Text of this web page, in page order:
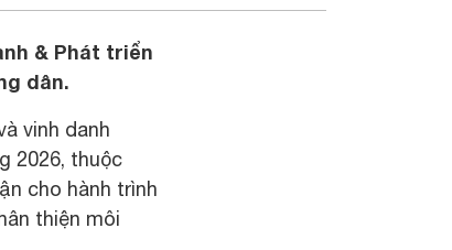
& Phát triển
dân.
vinh danh
2026, thuộc
cho hành trình
thiện môi